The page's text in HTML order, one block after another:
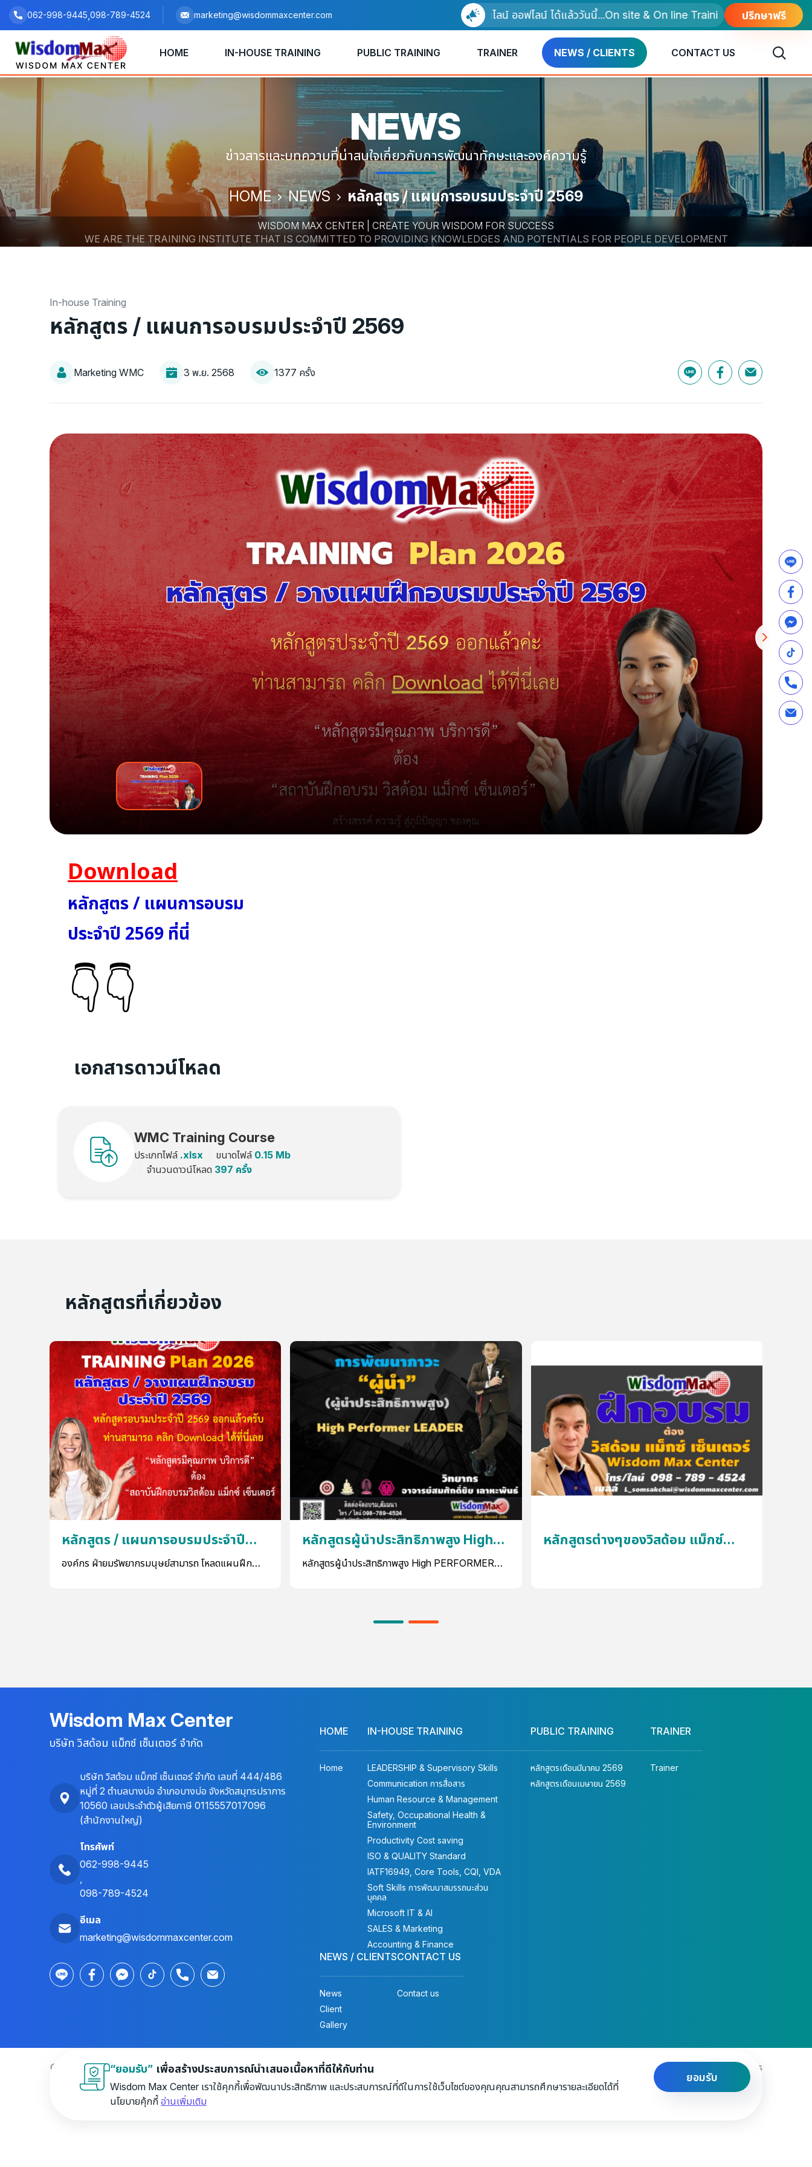
062-998-9445,098-789-4524 marketing@wisdommaxcenter.com อบรมแบบออนไลน์ ออฟไลน์ ได้แล้ววันนี้...On site & On line Training ปรึกษาฟรี
HOME IN-HOUSE TRAINING PUBLIC TRAINING TRAINER NEWS / CLIENTS CONTACT US
NEWS
ข่าวสารและบทความที่น่าสนใจเกี่ยวกับการพัฒนาทักษะและองค์ความรู้
HOME NEWS หลักสูตร / แผนการอบรมประจำปี 2569
WISDOM MAX CENTER | CREATE YOUR WISDOM FOR SUCCESS
WE ARE THE TRAINING INSTITUTE THAT IS COMMITTED TO PROVIDING KNOWLEDGES AND POTENTIALS FOR PEOPLE DEVELOPMENT
In-house Training
หลักสูตร / แผนการอบรมประจำปี 2569
Marketing WMC 3 พ.ย. 2568 1377 ครั้ง
Download
หลักสูตร / แผนการอบรม
ประจำปี 2569 ที่นี่
👇👇
เอกสารดาวน์โหลด
WMC Training Course
ประเภทไฟล์ .xlsx ขนาดไฟล์ 0.15 Mb
จำนวนดาวน์โหลด 397 ครั้ง
หลักสูตรที่เกี่ยวข้อง
หลักสูตร / แผนการอบรมประจำปี
2569
องค์กร ฝ่ายมรัพยากรมนุษย์สามารถ โหลดแผนฝึก
หลักสูตรผู้นำประสิทธิภาพสูง High
PERFORMER Leader
หลักสูตรผู้นำประสิทธิภาพสูง High PERFORMER
หลักสูตรต่างๆของวิสด้อม แม็กซ์
Wisdom Max Center
บริษัท วิสด้อม แม็กซ์ เซ็นเตอร์ จำกัด
บริษัท วิสด้อม แม็กซ์ เซ็นเตอร์ จำกัด เลขที่ 444/486
หมู่ที่ 2 ตำบลบางบ่อ อำเภอบางบ่อ จังหวัดสมุทรปราการ
10560 เลขประจำตัวผู้เสียภาษี 0115557017096
(สำนักงานใหญ่)
โทรศัพท์
062-998-9445
098-789-4524
อีเมล
marketing@wisdommaxcenter.com
HOME
Home
IN-HOUSE TRAINING
LEADERSHIP & Supervisory Skills
Communication การสื่อสาร
Human Resource & Management
Safety, Occupational Health &
Environment
Productivity Cost saving
ISO & QUALITY Standard
IATF16949, Core Tools, CQI, VDA
Soft Skills การพัฒนาสมรรถนะส่วน
บุคคล
Microsoft IT & AI
SALES & Marketing
Accounting & Finance
PUBLIC TRAINING
หลักสูตรเดือนมีนาคม 2569
หลักสูตรเดือนเมษายน 2569
TRAINER
Trainer
NEWS / CLIENTS
News
Client
Gallery
CONTACT US
Contact us
© 2026 Wisdom Max Center Company Limited. All rights reserved. Privacy & Policy Terms and Conditions
“ยอมรับ” เพื่อสร้างประสบการณ์นำเสนอเนื้อหาที่ดีให้กับท่าน
Wisdom Max Center เราใช้คุกกี้เพื่อพัฒนาประสิทธิภาพ และประสบการณ์ที่ดีในการใช้เว็บไซต์ของคุณคุณสามารถศึกษารายละเอียดได้ที่
นโยบายคุ้กกี้ อ่านเพิ่มเติม
ยอมรับ